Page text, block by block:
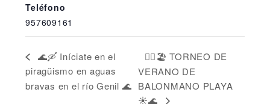
Teléfono
957609161
🌊🛶 Iníciate en el
piragüismo en aguas
bravas en el río Genil 🌊
🤾‍♂️🏖️ TORNEO DE
VERANO DE
BALONMANO PLAYA
☀️🌊